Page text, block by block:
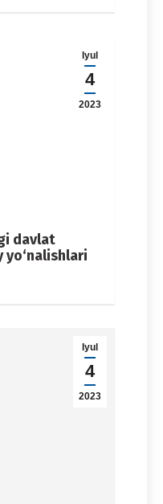
Iyul
4
2023
davlat
Iyul
4
2023